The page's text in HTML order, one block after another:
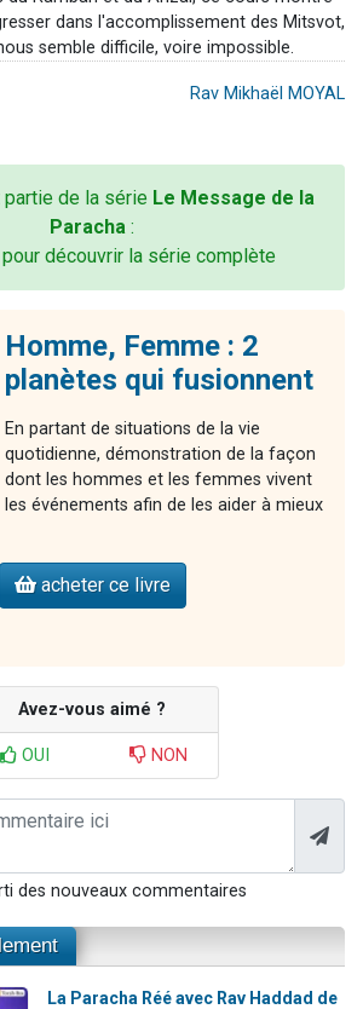
dans l'accomplissement des Mitsvot,
semble difficile, voire impossible.
Rav Mikhaël MOYAL
de la série Le Message de la
Paracha :
découvrir la série complète
Homme, Femme : 2
planètes qui fusionnent
En partant de situations de la vie
quotidienne, démonstration de la façon
dont les hommes et les femmes vivent
les événements afin de les aider à mieux
acheter ce livre
Avez-vous aimé ?
OUI NON
des nouveaux commentaires
La Paracha Réé avec Rav Haddad de